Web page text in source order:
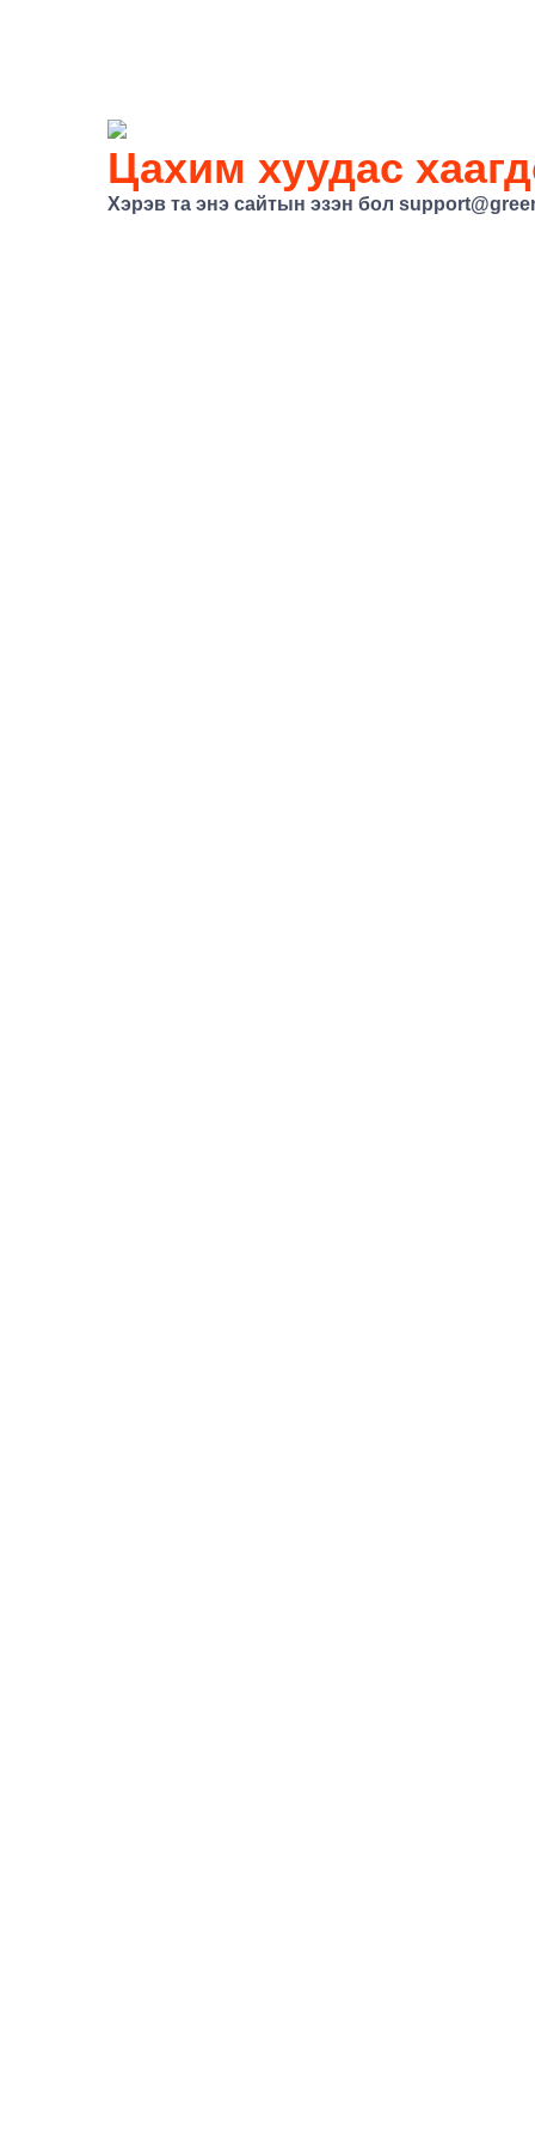
Цахим хуудас
Хэрэв та энэ сайтын эзэн бол